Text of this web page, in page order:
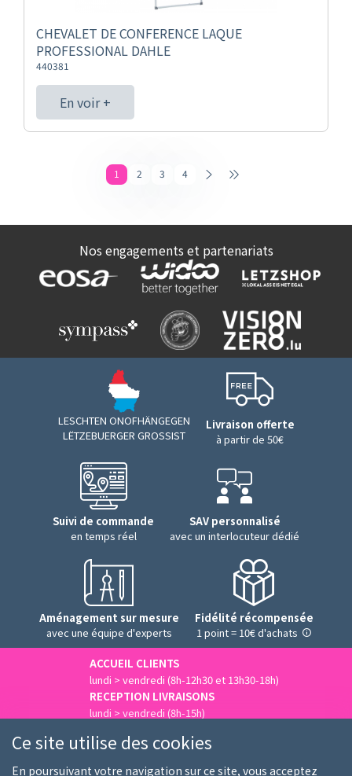
CHEVALET DE CONFERENCE LAQUE
PROFESSIONAL DAHLE
440381
En voir +
1 2 3 4
Nos engagements et partenariats
LESCHTEN ONOFHÄNGEGEN
LËTZEBUERGER GROSSIST
Livraison offerte
à partir de 50€
Suivi de commande
en temps réel
SAV personnalisé
avec un interlocuteur dédié
Aménagement sur mesure
avec une équipe d'experts
Fidélité récompensée
1 point = 10€ d'achats
ACCUEIL CLIENTS
lundi > vendredi (8h-12h30 et 13h30-18h)
RECEPTION LIVRAISONS
lundi > vendredi (8h-15h)
Ce site utilise des cookies
En poursuivant votre navigation sur ce site, vous acceptez